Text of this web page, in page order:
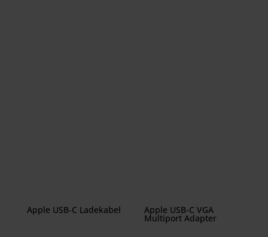
Apple USB-C Ladekabel Apple USB-C VGA
Multiport Adapter